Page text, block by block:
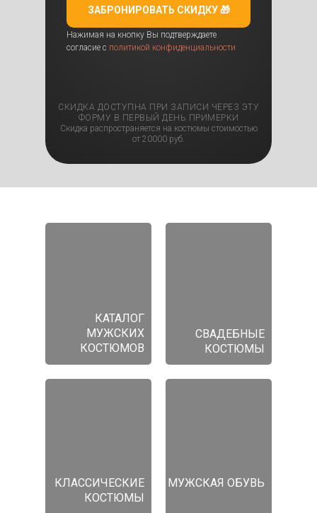
СКИДКА ДОСТУПНА ПРИ ЗАПИСИ ЧЕРЕЗ ЭТУ
ФОРМУ В ПЕРВЫЙ ДЕНЬ ПРИМЕРКИ
Скидка распространяется на костюмы стоимостью
от 20000 руб.
ЗАБРОНИРОВАТЬ СКИДКУ 🎁
Нажимая на кнопку Вы подтверждаете
согласие с политикой конфиденциальности
КАТАЛОГ
МУЖСКИХ
КОСТЮМОВ
СВАДЕБНЫЕ
КОСТЮМЫ
КЛАССИЧЕСКИЕ
КОСТЮМЫ
МУЖСКАЯ ОБУВЬ